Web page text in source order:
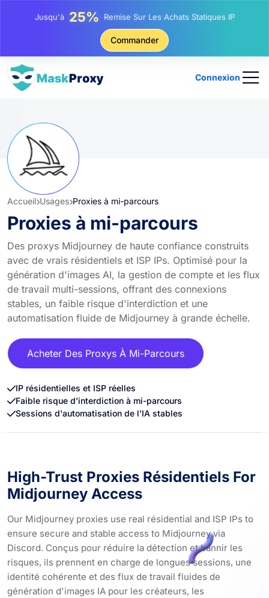
Jusqu'à 25% Remise Sur Les Achats Statiques IP
Remise Sur Les Achats Tournants IP
Commander
Connexion
Accueil Usages Proxies à mi-parcours
Proxies à mi-parcours
Des proxys Midjourney de haute confiance construits
avec de vrais résidentiels et ISP IPs. Optimisé pour la
génération d'images AI, la gestion de compte et les flux
de travail multi-sessions, offrant des connexions
stables, un faible risque d'interdiction et une
automatisation fluide de Midjourney à grande échelle.
Acheter Des Proxys À Mi-Parcours
IP résidentielles et ISP réelles
Faible risque d’interdiction à mi-parcours
Sessions d'automatisation de l'IA stables
High-Trust Proxies Résidentiels For
Midjourney Access
Our Midjourney proxies use real résidential and ISP IPs to
ensure secure and stable access to Midjourney via
Discord. Conçus pour réduire la détection et bannir les
risques, ils prennent en charge de longues sessions, une
identité cohérente et des flux de travail fluides de
génération d'images IA pour les créateurs, les